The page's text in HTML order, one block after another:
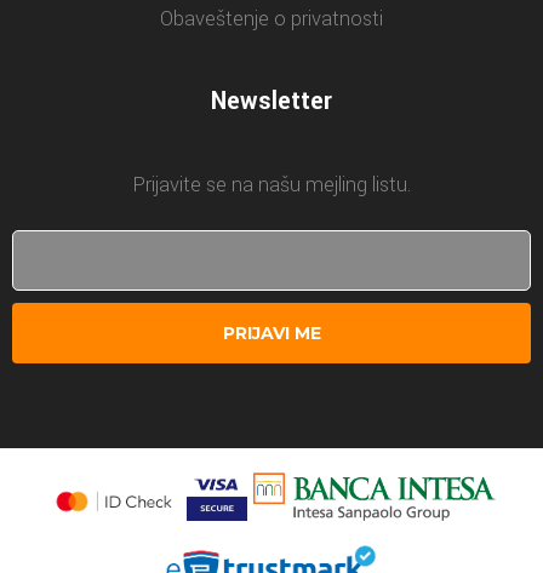
Obaveštenje o privatnosti
Newsletter
Prijavite se na našu mejling listu.
PRIJAVI ME